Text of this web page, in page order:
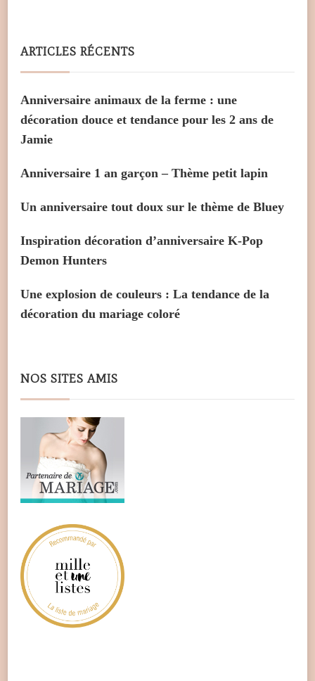
ARTICLES RÉCENTS
Anniversaire animaux de la ferme : une
décoration douce et tendance pour les 2 ans de
Jamie
Anniversaire 1 an garçon – Thème petit lapin
Un anniversaire tout doux sur le thème de Bluey
Inspiration décoration d’anniversaire K-Pop
Demon Hunters
Une explosion de couleurs : La tendance de la
décoration du mariage coloré
NOS SITES AMIS